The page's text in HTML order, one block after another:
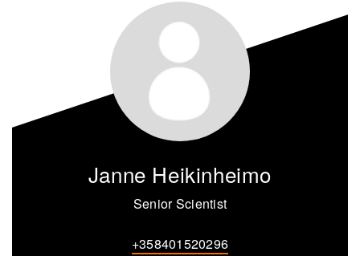
Janne Heikinheimo
Senior Scientist
+358401520296